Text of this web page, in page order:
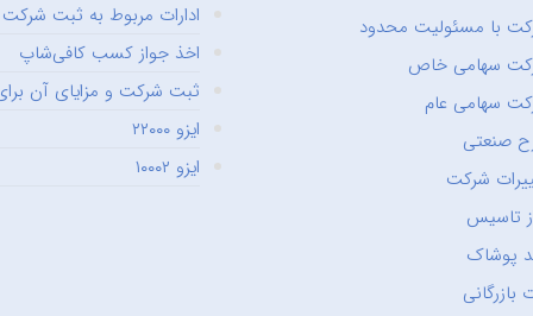
با مسئولیت محدود
سهامی خاص
سهامی عام
صنعتی
شرکت
تاسیس
پوشاک
بازرگانی
ادارات مربوط به ثبت شرکت
اخذ جواز کسب کافی‌شاپ
ثبت شرکت و مزایای آن برای
ایزو ۲۲۰۰۰
ایزو ۱۰۰۰۲